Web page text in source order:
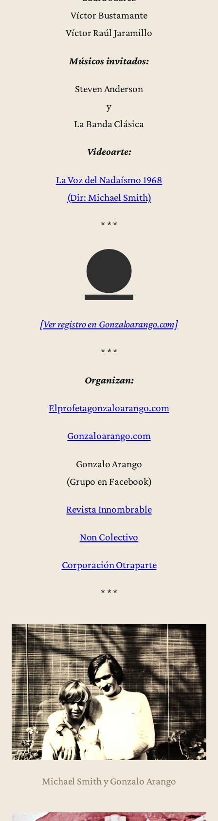
Víctor Bustamante
Víctor Raúl Jaramillo
Músicos invitados:
Steven Anderson
y
La Banda Clásica
Videoarte:
La Voz del Nadaísmo 1968
(Dir: Michael Smith)
* * *
[Ver registro en Gonzaloarango.com]
* * *
Organizan:
Elprofetagonzaloarango.com
Gonzaloarango.com
Gonzalo Arango
(Grupo en Facebook)
Revista Innombrable
Non Colectivo
Corporación Otraparte
* * *
Michael Smith y Gonzalo Arango